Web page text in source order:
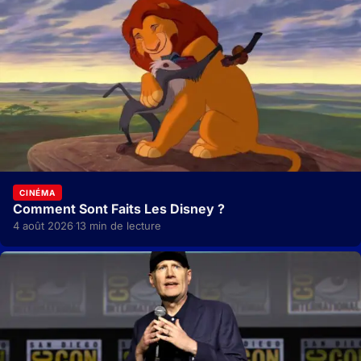
CINÉMA
Comment Sont Faits Les Disney ?
4 août 2026·13 min de lecture